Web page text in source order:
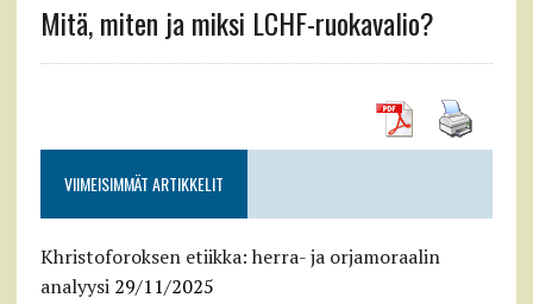
Mitä, miten ja miksi LCHF-ruokavalio?
VIIMEISIMMÄT ARTIKKELIT
Khristoforoksen etiikka: herra- ja orjamoraalin
analyysi 29/11/2025